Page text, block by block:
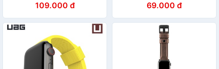
109.000 đ 69.000 đ